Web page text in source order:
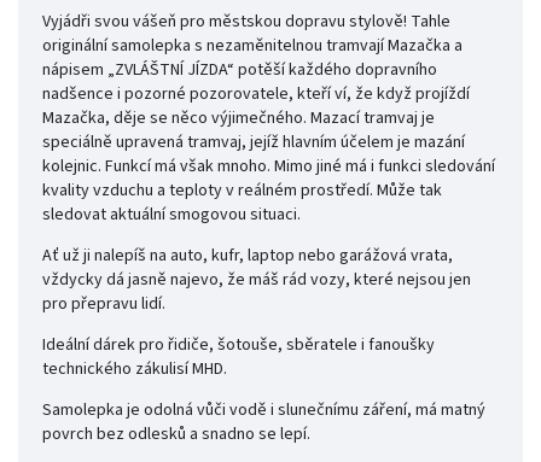
Vyjádři svou vášeň pro městskou dopravu stylově! Tahle
originální samolepka s nezaměnitelnou tramvají Mazačka a
nápisem „ZVLÁŠTNÍ JÍZDA“ potěší každého dopravního
nadšence i pozorné pozorovatele, kteří ví, že když projíždí
Mazačka, děje se něco výjimečného. Mazací tramvaj je
speciálně upravená tramvaj, jejíž hlavním účelem je mazání
kolejnic. Funkcí má však mnoho. Mimo jiné má i funkci sledování
kvality vzduchu a teploty v reálném prostředí. Může tak
sledovat aktuální smogovou situaci.
Ať už ji nalepíš na auto, kufr, laptop nebo garážová vrata,
vždycky dá jasně najevo, že máš rád vozy, které nejsou jen
pro přepravu lidí.
Ideální dárek pro řidiče, šotouše, sběratele i fanoušky
technického zákulisí MHD.
Samolepka je odolná vůči vodě i slunečnímu záření, má matný
povrch bez odlesků a snadno se lepí.